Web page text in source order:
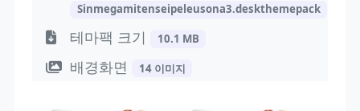
Sinmegamitenseipeleusona3.deskthemepack
테마팩 크기 10.1 MB
배경화면 14 이미지